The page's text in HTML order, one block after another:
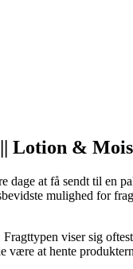
Lotion &
dage at få sendt til en
mulighed for
viser sig
at hente